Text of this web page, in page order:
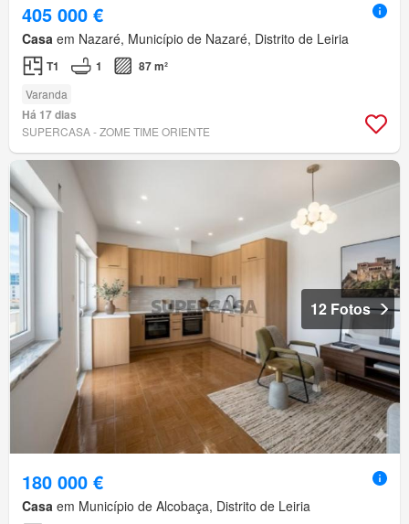
405 000 €
Casa em Nazaré, Município de Nazaré, Distrito de Leiria
T1 1 87 m²
Varanda
Há 17 dias
SUPERCASA - ZOME TIME ORIENTE
12 Fotos
180 000 €
Casa em Município de Alcobaça, Distrito de Leiria